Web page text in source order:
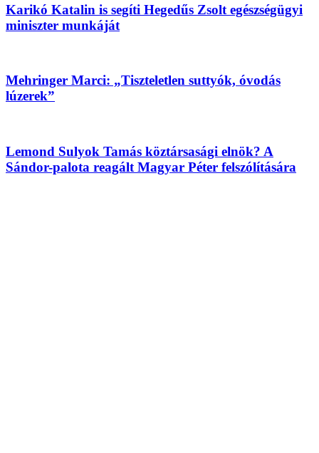
Karikó Katalin is segíti Hegedűs Zsolt egészségügyi
miniszter munkáját
Mehringer Marci: „Tiszteletlen suttyók, óvodás
lúzerek”
Lemond Sulyok Tamás köztársasági elnök? A
Sándor-palota reagált Magyar Péter felszólítására